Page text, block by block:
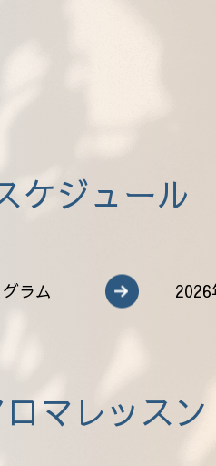
ケジュール
ラム
マレッスン